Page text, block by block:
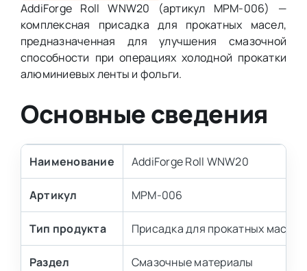
AddiForge Roll WNW20 (артикул MPM-006) —
комплексная присадка для прокатных масел,
предназначенная для улучшения смазочной
способности при операциях холодной прокатки
алюминиевых ленты и фольги.
Основные сведения
Наименование AddiForge Roll WNW20
Артикул MPM-006
Тип продукта Присадка для прокатных масел
Раздел Смазочные материалы